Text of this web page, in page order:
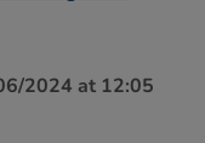
2024 at 12:05